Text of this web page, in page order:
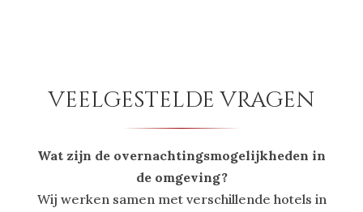
veelgestelde vragen
Wat zijn de overnachtingsmogelijkheden in
de omgeving?
Wij werken samen met verschillende hotels in